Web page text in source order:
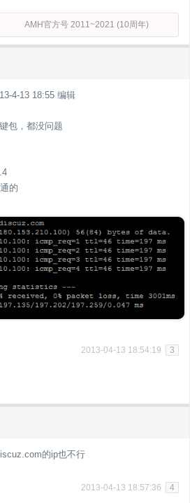
AMH官方号 2011~2021 (10周年)
4-13 18:55 编辑
包，都没问题
的
2013-04-13 18:54:19 3
的ip也不行
2013-04-13 18:57:36 4